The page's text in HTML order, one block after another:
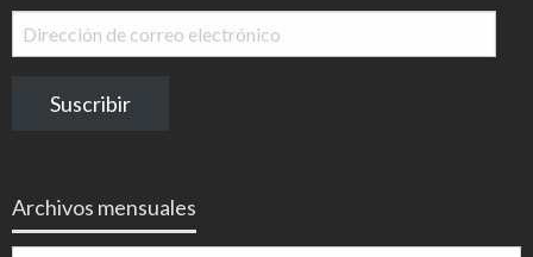
Dirección
de
electrónico
Suscribir
Archivos mensuales